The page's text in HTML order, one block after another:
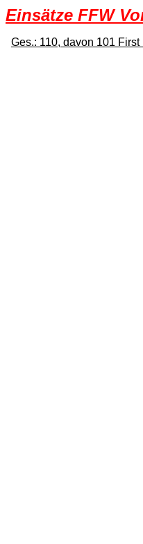
Einsätze FFW
Ges.: 110, davon 101